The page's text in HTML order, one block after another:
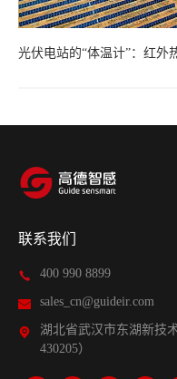
光伏电站的“体温计”：红外
联系我们
400 990 8899
sales_cn@guideir.com
湖北省武汉市东湖新技
430205）